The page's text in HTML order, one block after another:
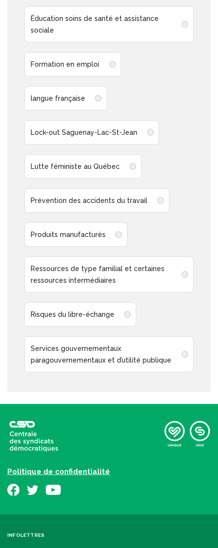
Éducation soins de santé et assistance
sociale
Formation en emploi
langue française
Lock-out Saguenay-Lac-St-Jean
Lutte féministe au Québec
Prévention des accidents du travail
Produits manufacturés
Ressources de type familial et certaines
ressources intermédiaires
Risques du libre-échange
Services gouvernementaux
paragouvernementaux et d’utilité publique
Politique de confidentialité
INFOLETTRES